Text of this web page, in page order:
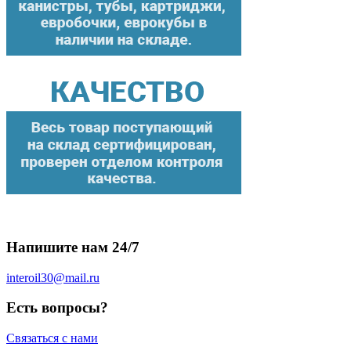
Напишите нам 24/7
interoil30@mail.ru
Есть вопросы?
Связаться с нами